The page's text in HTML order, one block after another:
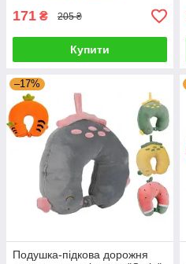
171 ₴ 205 ₴
Купити
–17%
Подушка-підкова дорожня